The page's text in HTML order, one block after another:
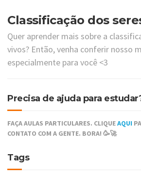
Classificação dos
Quer aprender mais sobre a
vivos? Então, venha conferir nosso
especialmente para você <3
Precisa de ajuda para
FAÇA AULAS PARTICULARES. CLIQUEAQUI
CONTATO COM A GENTE. BORA! 🥳🚀
Tags